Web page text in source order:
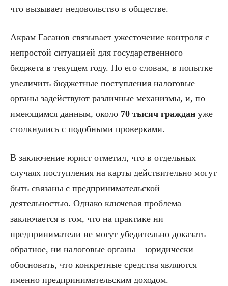
что вызывает недовольство в обществе.
Акрам Гасанов связывает ужесточение контроля с
непростой ситуацией для государственного
бюджета в текущем году. По его словам, в попытке
увеличить бюджетные поступления налоговые
органы задействуют различные механизмы, и, по
имеющимся данным, около 70 тысяч граждан уже
столкнулись с подобными проверками.
В заключение юрист отметил, что в отдельных
случаях поступления на карты действительно могут
быть связаны с предпринимательской
деятельностью. Однако ключевая проблема
заключается в том, что на практике ни
предприниматели не могут убедительно доказать
обратное, ни налоговые органы – юридически
обосновать, что конкретные средства являются
именно предпринимательским доходом.